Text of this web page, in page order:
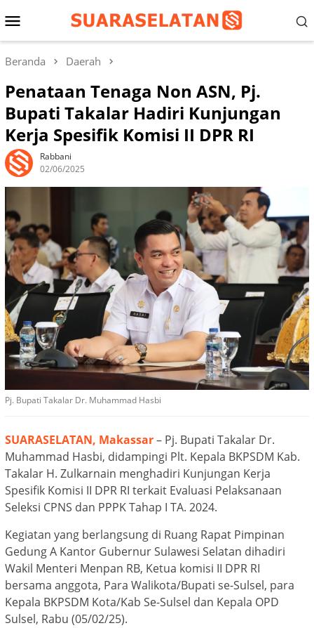
ke
Menu
Mobile
Beranda Daerah
Penataan Tenaga Non ASN, Pj.
Bupati Takalar Hadiri Kunjungan
Kerja Spesifik Komisi II DPR RI
Rabbani
02/06/2025
Pj. Bupati Takalar Dr. Muhammad Hasbi
SUARASELATAN, Makassar– Pj. Bupati Takalar Dr.
Muhammad Hasbi, didampingi Plt. Kepala BKPSDM Kab.
Takalar H. Zulkarnain menghadiri Kunjungan Kerja
Spesifik Komisi II DPR RI terkait Evaluasi Pelaksanaan
Seleksi CPNS dan PPPK Tahap I TA. 2024.
Kegiatan yang berlangsung di Ruang Rapat Pimpinan
Gedung A Kantor Gubernur Sulawesi Selatan dihadiri
Wakil Menteri Menpan RB, Ketua komisi II DPR RI
bersama anggota, Para Walikota/Bupati se-Sulsel, para
Kepala BKPSDM Kota/Kab Se-Sulsel dan Kepala OPD
Sulsel, Rabu (05/02/25).